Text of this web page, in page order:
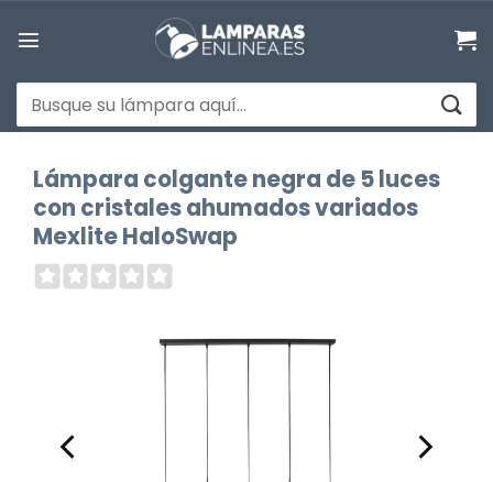
Buscar
por:
Lámpara colgante negra de 5 luces
con cristales ahumados variados
Mexlite HaloSwap